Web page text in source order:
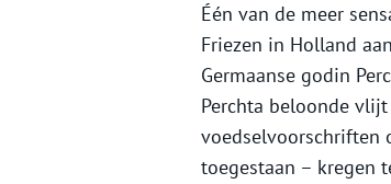
Één van de meer
Friezen in Holland
Germaanse godin
Perchta beloonde
voedselvoorschriften
toegestaan – kregen